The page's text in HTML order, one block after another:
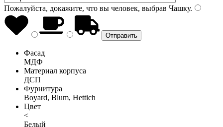
Пожалуйста, докажите, что вы человек, выбрав Чашку.
Фасад
МДФ
Материал корпуса
ДСП
Фурнитура
Boyard, Blum, Hettich
Цвет
<
Белый